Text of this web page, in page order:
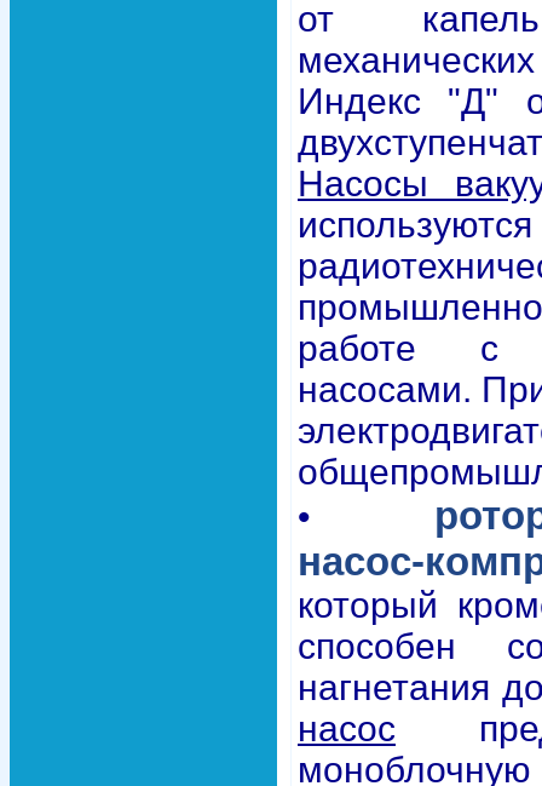
от
Индекс "Д"
Насосы
работе с
насосами.
•
насос-
который
способен
нагнетания
насос